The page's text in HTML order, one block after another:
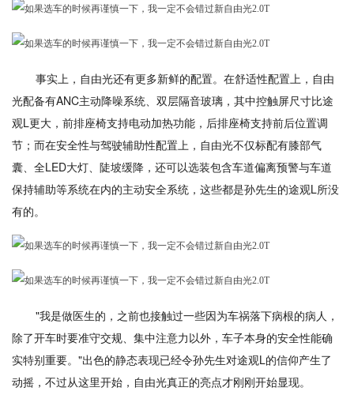
事实上，自由光还有更多新鲜的配置。在舒适性配置上，自由
光配备有ANC主动降噪系统、双层隔音玻璃，其中控触屏尺寸比途
观L更大，前排座椅支持电动加热功能，后排座椅支持前后位置调
节；而在安全性与驾驶辅助性配置上，自由光不仅标配有膝部气
囊、全LED大灯、陡坡缓降，还可以选装包含车道偏离预警与车道
保持辅助等系统在内的主动安全系统，这些都是孙先生的途观L所没
有的。
"我是做医生的，之前也接触过一些因为车祸落下病根的病人，
除了开车时要准守交规、集中注意力以外，车子本身的安全性能确
实特别重要。"出色的静态表现已经令孙先生对途观L的信仰产生了
动摇，不过从这里开始，自由光真正的亮点才刚刚开始显现。